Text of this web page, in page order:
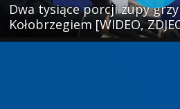
Dwa tysiące porcji zupy
Kołobrzegiem [WIDEO,